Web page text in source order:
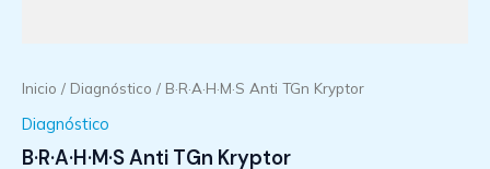
Inicio / Diagnóstico / B·R·A·H·M·S Anti TGn Kryptor
Diagnóstico
B·R·A·H·M·S Anti TGn Kryptor